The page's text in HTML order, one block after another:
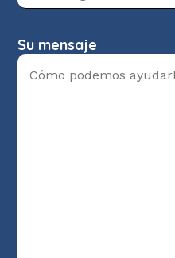
Su mensaje